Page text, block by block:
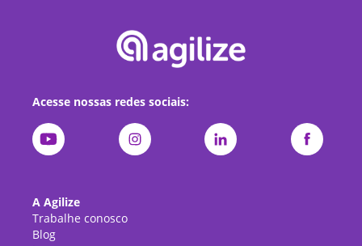
Acesse nossas redes sociais:
A Agilize
Trabalhe conosco
Blog